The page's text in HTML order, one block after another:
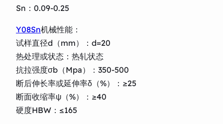
Sn：0.09-0.25
Y08Sn机械性能：
试样直径d（mm）：d=20
热处理或状态：热轧状态
抗拉强度σb（Mpa）：350-500
断后伸长率或延伸率δ（%）：≥25
断面收缩率ψ（%）：≥40
硬度HBW：≤165